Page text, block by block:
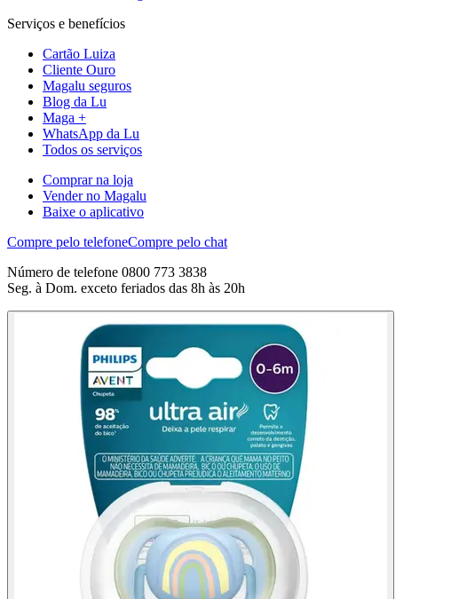
Serviços e benefícios
Cartão Luiza
Cliente Ouro
Magalu seguros
Blog da Lu
Maga +
WhatsApp da Lu
Todos os serviços
Comprar na loja
Vender no Magalu
Baixe o aplicativo
Compre pelo telefoneCompre pelo chat
Número de telefone 0800 773 3838
Seg. à Dom. exceto feriados das 8h às 20h